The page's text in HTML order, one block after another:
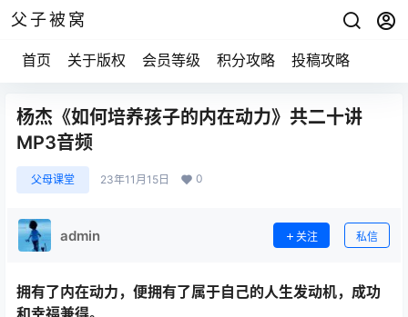
父子被窝
首页 关于版权 会员等级 积分攻略 投稿攻略
杨杰《如何培养孩子的内在动力》共二十讲
MP3音频
父母课堂 23年11月15日 0
admin 关注 私信
拥有了内在动力，便拥有了属于自己的人生发动机，成功
和幸福兼得。